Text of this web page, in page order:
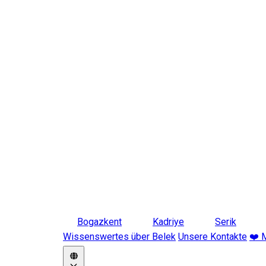
Bogazkent Kadriye
Serik
Wissenswertes über Belek Unsere Kontakte ❤️